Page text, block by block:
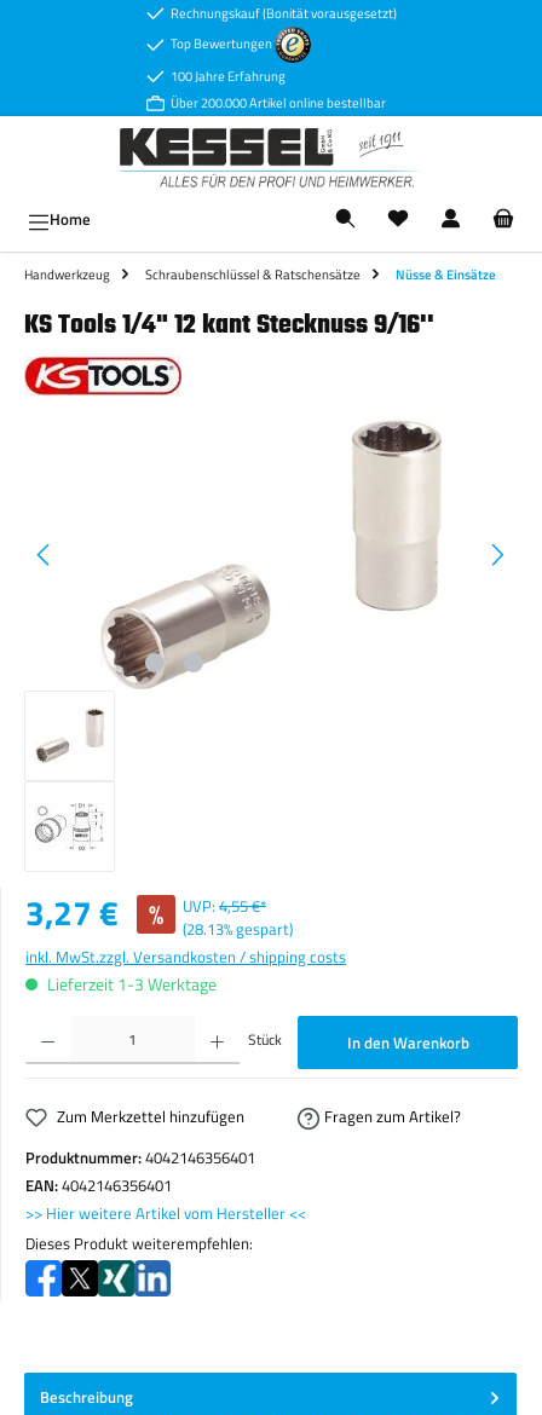
Zum Hauptinhalt springenRechnungskauf (Bonität vorausgesetzt)
Top Bewertungen
100 Jahre Erfahrung
Über 200.000 Artikel online bestellbar
Home
Handwerkzeug Schraubenschlüssel & Ratschensätze Nüsse & Einsätze
KS Tools 1/4" 12 kant Stecknuss 9/16''
Verkaufspreis:
3,27 € % UVP: 4,55 €*
(28.13% gespart)
inkl. MwSt.zzgl. Versandkosten / shipping costs
Lieferzeit 1-3 Werktage
Produkt Anzahl: Gib den gewünschten Wert ein oder benutze die Schaltflächen um die Anzahl zu
Stück In den Warenkorb
Zum Merkzettel hinzufügen
Fragen zum Artikel?
Produktnummer:4042146356401
EAN:4042146356401
>> Hier weitere Artikel vom Hersteller <<
Dieses Produkt weiterempfehlen:
Beschreibung